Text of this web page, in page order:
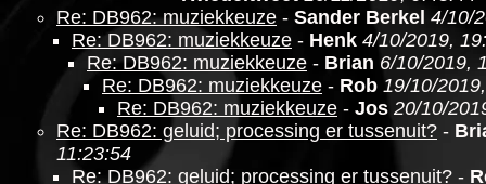
Re: DB962: muziekkeuze - Sander Berkel 4/10/
Re: DB962: muziekkeuze - Henk 4/10/2019,
Re: DB962: muziekkeuze - Brian 6/10/2019,
Re: DB962: muziekkeuze - Rob 19/10/
Re: DB962: muziekkeuze - Jos 20/10/
Re: DB962: geluid; processing er tussenuit? -
11:23:54
Re: DB962: geluid; processing er tussenuit? -